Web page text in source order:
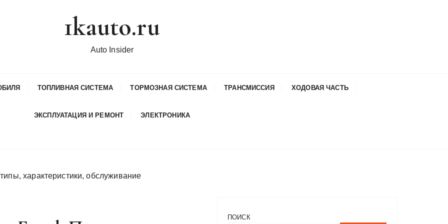
1kauto.ru
Auto Insider
ТОПЛИВНАЯ СИСТЕМА ТОРМОЗНАЯ СИСТЕМА ТРАНСМИССИЯ ХОДОВАЯ ЧАСТЬ
ЭКСПЛУАТАЦИЯ И РЕМОНТ ЭЛЕКТРОНИКА
характеристики, обслуживание
ПОИСК